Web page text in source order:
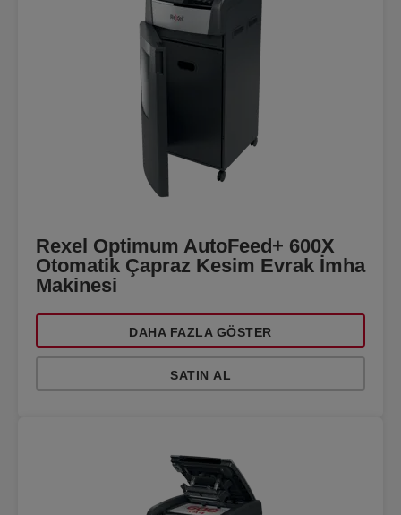
Rexel Optimum AutoFeed+ 600X
Otomatik Çapraz Kesim Evrak İmha
Makinesi
DAHA FAZLA GÖSTER
SATIN AL